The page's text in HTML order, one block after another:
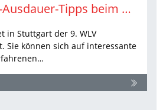
Sprung-Kraft-Ausdauer-Tipps beim WLV Laufkongress
in Stuttgart der 9. WLV
Sie können sich auf interessante